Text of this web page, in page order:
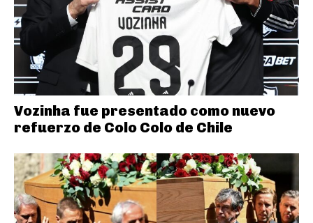
Vozinha fue presentado como nuevo
refuerzo de Colo Colo de Chile